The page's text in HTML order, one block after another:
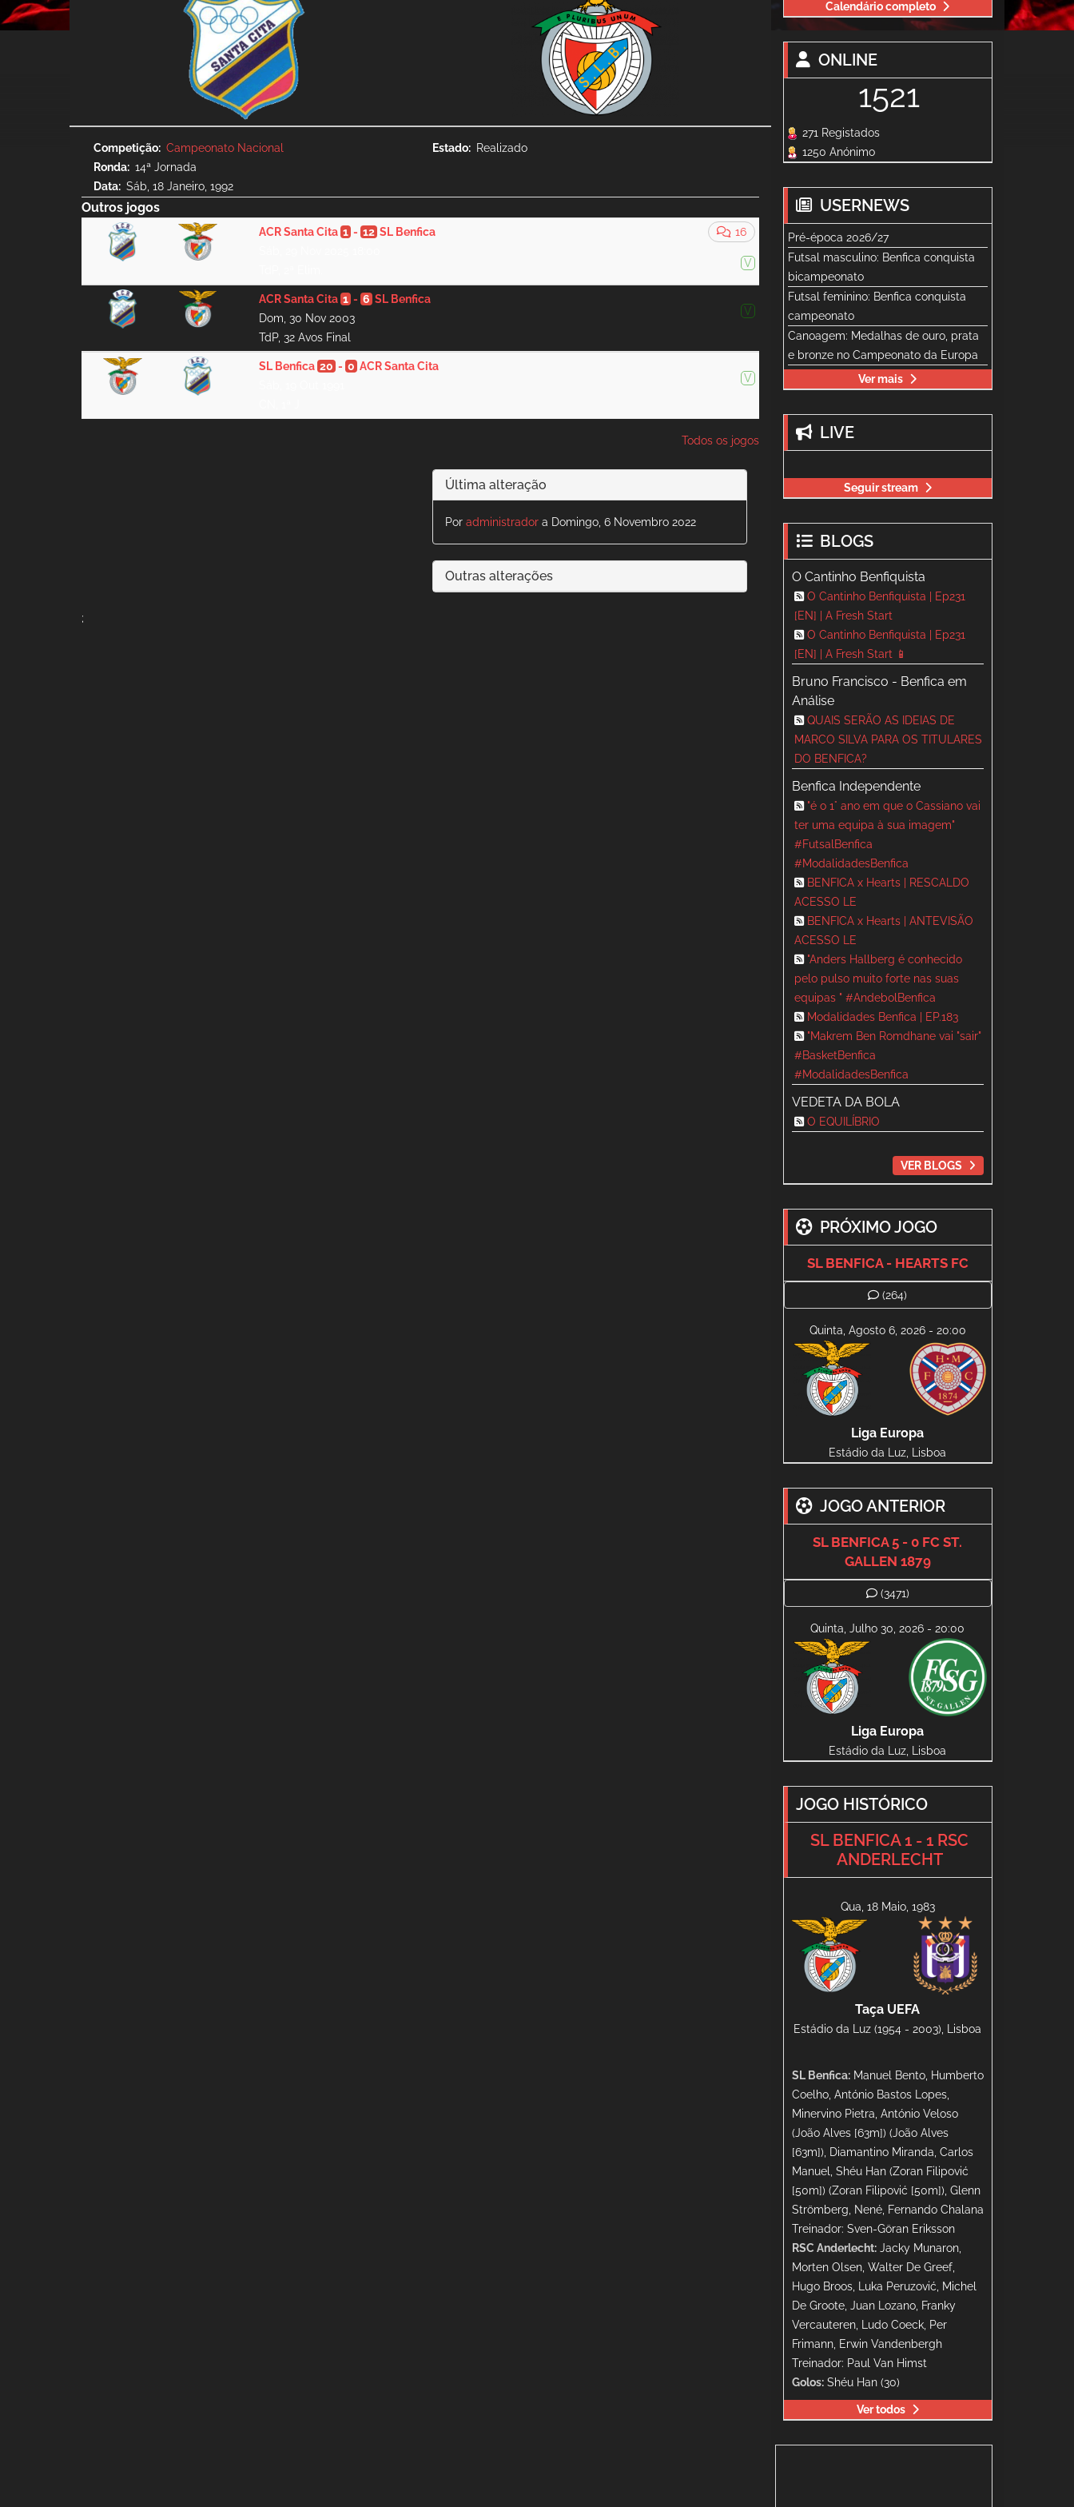
Competição
Campeonato Nacional
Ronda
14ª Jornada
Data
Sáb, 18 Janeiro, 1992
Estado Realizado
Outros jogos
16
V
ACR Santa Cita 1- 12 SL Benfica
V
ACR Santa Cita 1- 6 SL Benfica
Dom, 30 Nov 2003
TdP, 32 Avos Final
V
SL Benfica 20 - 0 ACR Santa Cita
Todos os jogos
Última alteração
Por administradora Domingo, 6 Novembro 2022
Outras alterações
;
Calendário completo
ONLINE
1521
271 Registados
1250 Anónimo
USERNEWS
Pré-época 2026/27
Futsal masculino: Benfica conquista
bicampeonato
Futsal feminino: Benfica conquista
campeonato
Canoagem: Medalhas de ouro, prata
e bronze no Campeonato da Europa
Ver mais
LIVE
Seguir stream
BLOGS
O Cantinho Benfiquista
O Cantinho Benfiquista | Ep231
[EN] | A Fresh Start
O Cantinho Benfiquista | Ep231
[EN] | A Fresh Start 📱
Bruno Francisco - Benfica em
Análise
QUAIS SERÃO AS IDEIAS DE
MARCO SILVA PARA OS TITULARES
DO BENFICA?
Benfica Independente
"é o 1° ano em que o Cassiano vai
ter uma equipa à sua imagem"
#FutsalBenfica
#ModalidadesBenfica
BENFICA x Hearts | RESCALDO
ACESSO LE
BENFICA x Hearts | ANTEVISÃO
ACESSO LE
"Anders Hallberg é conhecido
pelo pulso muito forte nas suas
equipas " #AndebolBenfica
Modalidades Benfica | EP.183
"Makrem Ben Romdhane vai "sair"
#BasketBenfica
#ModalidadesBenfica
VEDETA DA BOLA
O EQUILÍBRIO
VER BLOGS
PRÓXIMO JOGO
SL BENFICA - HEARTS FC
(264)
Quinta, Agosto 6, 2026 - 20:00
Liga Europa
Estádio da Luz, Lisboa
JOGO ANTERIOR
SL BENFICA 5 - 0 FC ST.
GALLEN 1879
(3471)
Quinta, Julho 30, 2026 - 20:00
Liga Europa
Estádio da Luz, Lisboa
JOGO HISTÓRICO
SL BENFICA 1 - 1 RSC
ANDERLECHT
Qua, 18 Maio, 1983
Taça UEFA
Estádio da Luz (1954 - 2003), Lisboa
SL Benfica:Manuel Bento, Humberto
Coelho, António Bastos Lopes,
Minervino Pietra, António Veloso
(João Alves [63m]) (João Alves
[63m]), Diamantino Miranda, Carlos
Manuel, Shéu Han (Zoran Filipović
[50m]) (Zoran Filipović [50m]), Glenn
Strömberg, Nené, Fernando Chalana
Treinador: Sven-Göran Eriksson
RSC Anderlecht:Jacky Munaron,
Morten Olsen, Walter De Greef,
Hugo Broos, Luka Peruzović, Michel
De Groote, Juan Lozano, Franky
Vercauteren, Ludo Coeck, Per
Frimann, Erwin Vandenbergh
Treinador: Paul Van Himst
Golos:Shéu Han (30)
Ver todos